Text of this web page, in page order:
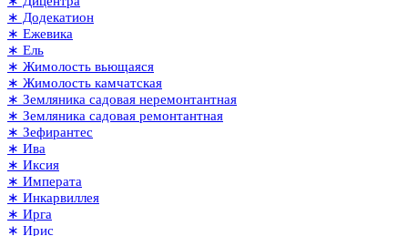
∗ Додекатион
∗ Ежевика
∗ Ель
∗ Жимолость вьющаяся
∗ Жимолость камчатская
∗ Земляника садовая неремонтантная
∗ Земляника садовая ремонтантная
∗ Зефирантес
∗ Ива
∗ Иксия
∗ Императа
∗ Инкарвиллея
∗ Ирга
∗ Ирис